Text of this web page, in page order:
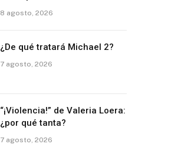
8 agosto, 2026
¿De qué tratará Michael 2?
7 agosto, 2026
“¡Violencia!” de Valeria Loera:
¿por qué tanta?
7 agosto, 2026